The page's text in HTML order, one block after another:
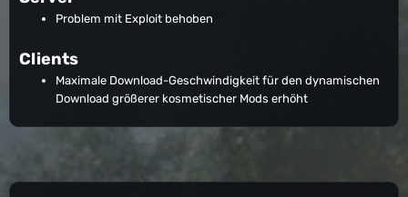
Problem mit Exploit behoben
Clients
Maximale Download-Geschwindigkeit für den dynamischen
Download größerer kosmetischer Mods erhöht